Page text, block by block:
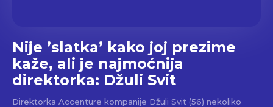
Nije ’slatka’ kako joj prezime
kaže, ali je najmoćnija
direktorka: Džuli Svit
Direktorka Accenture kompanije Džuli Svit (56) nekoliko